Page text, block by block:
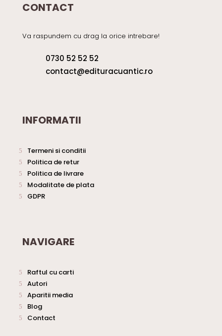
CONTACT
Va raspundem cu drag la orice intrebare!
0730 52 52 52
contact@edituracuantic.ro
INFORMATII
Termeni si conditii
Politica de retur
Politica de livrare
Modalitate de plata
GDPR
NAVIGARE
Raftul cu carti
Autori
Aparitii media
Blog
Contact